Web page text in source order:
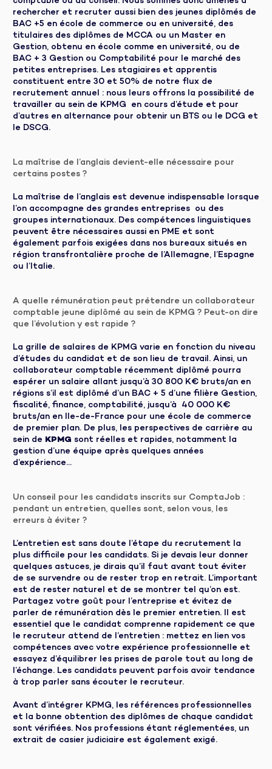
rechercher et recruter aussi bien des jeunes diplômés de
BAC +5 en école de commerce ou en université, des
titulaires des diplômes de MCCA ou un Master en
Gestion, obtenu en école comme en université, ou de
BAC + 3 Gestion ou Comptabilité pour le marché des
petites entreprises. Les stagiaires et apprentis
constituent entre 30 et 50% de notre flux de
recrutement annuel : nous leurs offrons la possibilité de
travailler au sein de KPMG en cours d’étude et pour
d’autres en alternance pour obtenir un BTS ou le DCG et
le DSCG.
La maîtrise de l’anglais devient-elle nécessaire pour
certains postes ?
La maîtrise de l’anglais est devenue indispensable lorsque
l’on accompagne des grandes entreprises ou des
groupes internationaux. Des compétences linguistiques
peuvent être nécessaires aussi en PME et sont
également parfois exigées dans nos bureaux situés en
région transfrontalière proche de l’Allemagne, l’Espagne
ou l’Italie.
A quelle rémunération peut prétendre un collaborateur
comptable jeune diplômé au sein de KPMG ? Peut-on dire
que l’évolution y est rapide ?
La grille de salaires de KPMG varie en fonction du niveau
d’études du candidat et de son lieu de travail. Ainsi, un
collaborateur comptable récemment diplômé pourra
espérer un salaire allant jusqu’à 30 800 K€ bruts/an en
régions s’il est diplômé d’un BAC + 5 d’une filière Gestion,
fiscalité, finance, comptabilité, jusqu’à 40 000 K€
bruts/an en Ile-de-France pour une école de commerce
de premier plan. De plus, les perspectives de carrière au
sein de KPMG sont réelles et rapides, notamment la
gestion d’une équipe après quelques années
d’expérience...
Un conseil pour les candidats inscrits sur ComptaJob :
pendant un entretien, quelles sont, selon vous, les
erreurs à éviter ?
L’entretien est sans doute l’étape du recrutement la
plus difficile pour les candidats. Si je devais leur donner
quelques astuces, je dirais qu’il faut avant tout éviter
de se survendre ou de rester trop en retrait. L’important
est de rester naturel et de se montrer tel qu’on est.
Partagez votre goût pour l’entreprise et évitez de
parler de rémunération dès le premier entretien. Il est
essentiel que le candidat comprenne rapidement ce que
le recruteur attend de l’entretien : mettez en lien vos
compétences avec votre expérience professionnelle et
essayez d’équilibrer les prises de parole tout au long de
l’échange. Les candidats peuvent parfois avoir tendance
à trop parler sans écouter le recruteur.
Avant d’intégrer KPMG, les références professionnelles
et la bonne obtention des diplômes de chaque candidat
sont vérifiées. Nos professions étant réglementées, un
extrait de casier judiciaire est également exigé.